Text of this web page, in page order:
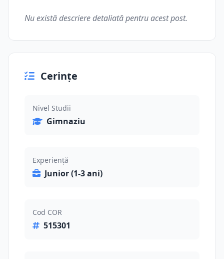
Nu există descriere detaliată pentru acest post.
Cerințe
Nivel Studii
Gimnaziu
Experiență
Junior (1-3 ani)
Cod COR
515301